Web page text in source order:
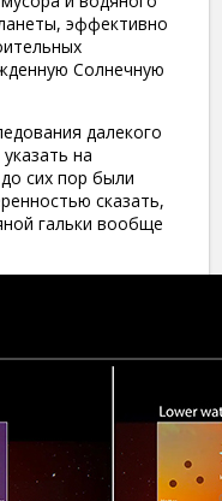
эффективно
Солнечную
далекого
на
сих пор были
сказать,
гальки вообще